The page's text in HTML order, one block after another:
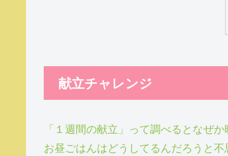
献立チャレンジ
「１週間の献立」って調べるとなぜ
お昼ごはんはどうしてるんだろうと